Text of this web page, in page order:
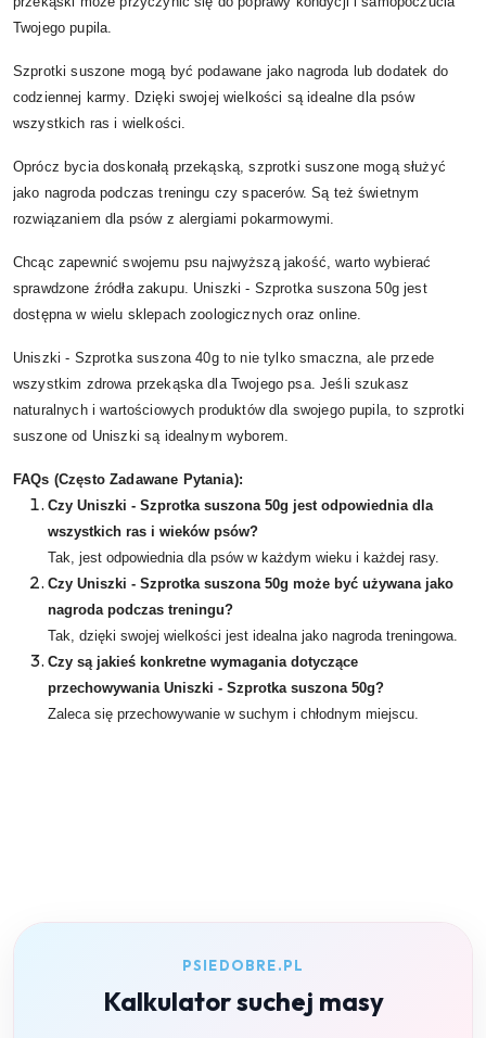
Twojego pupila.
Szprotki suszone mogą być podawane jako nagroda lub dodatek do
codziennej karmy. Dzięki swojej wielkości są idealne dla psów
wszystkich ras i wielkości.
Oprócz bycia doskonałą przekąską, szprotki suszone mogą służyć
jako nagroda podczas treningu czy spacerów. Są też świetnym
rozwiązaniem dla psów z alergiami pokarmowymi.
Chcąc zapewnić swojemu psu najwyższą jakość, warto wybierać
sprawdzone źródła zakupu. Uniszki - Szprotka suszona 50g jest
dostępna w wielu sklepach zoologicznych oraz online.
Uniszki - Szprotka suszona 40g to nie tylko smaczna, ale przede
wszystkim zdrowa przekąska dla Twojego psa. Jeśli szukasz
naturalnych i wartościowych produktów dla swojego pupila, to szprotki
suszone od Uniszki są idealnym wyborem.
FAQs (Często Zadawane Pytania):
Czy Uniszki - Szprotka suszona 50g jest odpowiednia dla
wszystkich ras i wieków psów?
Tak, jest odpowiednia dla psów w każdym wieku i każdej rasy.
Czy Uniszki - Szprotka suszona 50g może być używana jako
nagroda podczas treningu?
Tak, dzięki swojej wielkości jest idealna jako nagroda treningowa.
Czy są jakieś konkretne wymagania dotyczące
przechowywania Uniszki - Szprotka suszona 50g?
Zaleca się przechowywanie w suchym i chłodnym miejscu.
PSIEDOBRE.PL
Kalkulator suchej masy